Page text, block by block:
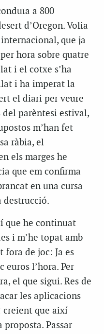
a 800
d’Oregon. Volia
que ja
hora sobre quatre
i el cotxe s’ha
i ha imperat la
el diari per veure
del parèntesi estival,
m’han fet
ràbia, el
els marges he
que em confirma
en una cursa
destrucció.
que he continuat
i m’he topat amb
fora de joc: Ja es
euros l’hora. Per
el que sigui. Res de
les aplicacions
creient que així
Passar